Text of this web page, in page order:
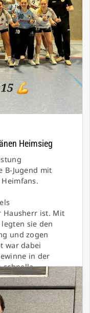
Heimsieg
B-Jugend mit
Hausherr ist. Mit
sie den
und zogen
war dabei
in der
schnelle
die Chancen